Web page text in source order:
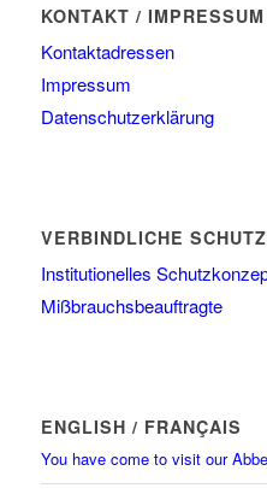
KONTAKT / IMPRESSUM
Kontaktadressen
Impressum
Datenschutzerklärung
VERBINDLICHE
Institutionelles
Mißbrauchsbeauftragte
ENGLISH / FRANÇAIS
You have come to visit our